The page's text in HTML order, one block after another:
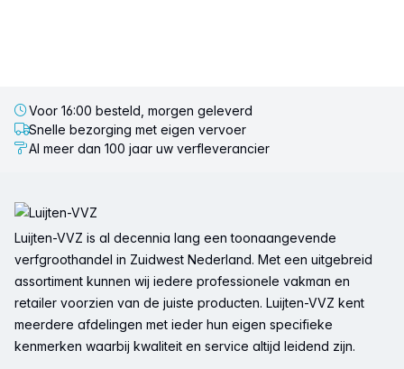
Voor 16:00 besteld, morgen geleverd
Snelle bezorging met eigen vervoer
Al meer dan 100 jaar uw verfleverancier
Luijten-VVZ is al decennia lang een toonaangevende
verfgroothandel in Zuidwest Nederland. Met een uitgebreid
assortiment kunnen wij iedere professionele vakman en
retailer voorzien van de juiste producten. Luijten-VVZ kent
meerdere afdelingen met ieder hun eigen specifieke
kenmerken waarbij kwaliteit en service altijd leidend zijn.